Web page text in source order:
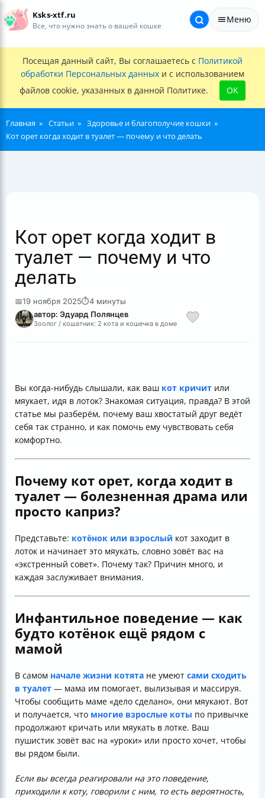
Ksks-xtf.ru
Все, что нужно знать о вашей кошке
Меню
Посещая данный сайт, Вы соглашаетесь с Политикой
обработки Персональных данных и с использованием
файлов cookie, указанных в данной Политике.
OK
Главная Статьи
Здоровье и благополучие кошки
Кот орет когда ходит в туалет — почему и что делать
Кот орет когда ходит в
туалет — почему и что
делать
📅19 ноября 2025⏱4 минуты
автор: Эдуард Полянцев
Зоолог / кошатник: 2 кота и кошечка в доме
Вы когда-нибудь слышали, как ваш кот кричит или
мяукает, идя в лоток? Знакомая ситуация, правда? В этой
статье мы разберём, почему ваш хвостатый друг ведёт
себя так странно, и как помочь ему чувствовать себя
комфортно.
Почему кот орет, когда ходит в
туалет — болезненная драма или
просто каприз?
Представьте: котёнок или взрослый кот заходит в
лоток и начинает это мяукать, словно зовёт вас на
«экстренный совет». Почему так? Причин много, и
каждая заслуживает внимания.
Инфантильное поведение — как
будто котёнок ещё рядом с
мамой
В самом начале жизни котята не умеют сами сходить
в туалет — мама им помогает, вылизывая и массируя.
Чтобы сообщить маме «дело сделано», они мяукают. Вот
и получается, что многие взрослые коты по привычке
продолжают кричать или мяукать в лотке. Ваш
пушистик зовёт вас на «уроки» или просто хочет, чтобы
вы рядом были.
Если вы всегда реагировали на это поведение,
приходили к коту, говорили с ним, то есть вероятность,